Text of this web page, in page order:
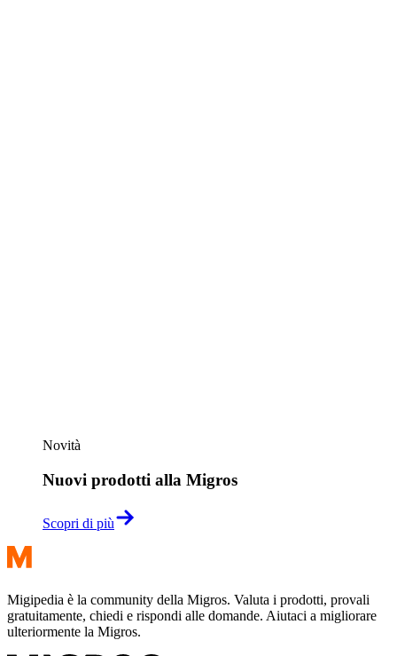
Novità
Nuovi prodotti alla Migros
Scopri di più
Migipedia è la community della Migros. Valuta i prodotti, provali
gratuitamente, chiedi e rispondi alle domande. Aiutaci a migliorare
ulteriormente la Migros.